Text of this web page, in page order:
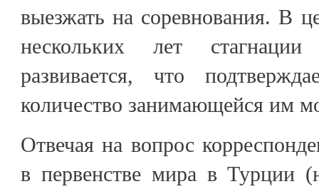
выезжать на соревнования. В
нескольких лет
развивается, что
количество занимающейся им
Отвечая на вопрос
в первенстве мира в Турции